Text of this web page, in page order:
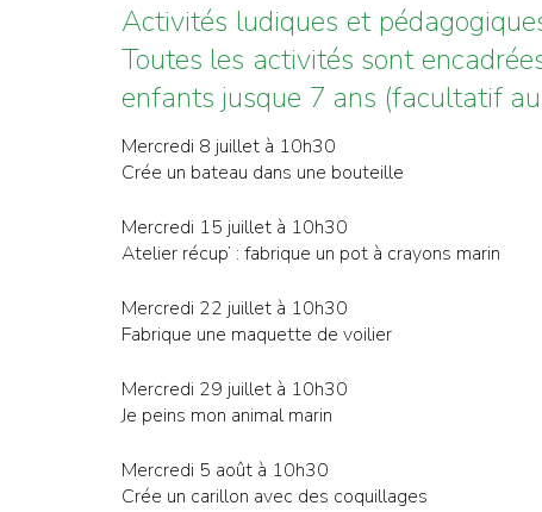
Activités ludiques et
Toutes les activités sont
enfants jusque 7 ans (facultatif
Mercredi 8 juillet à 10h30
Crée un bateau dans une bouteille
Mercredi 15 juillet à 10h30
Atelier récup’ : fabrique un pot à crayons marin
Mercredi 22 juillet à 10h30
Fabrique une maquette de voilier
Mercredi 29 juillet à 10h30
Je peins mon animal marin
Mercredi 5 août à 10h30
Crée un carillon avec des coquillages